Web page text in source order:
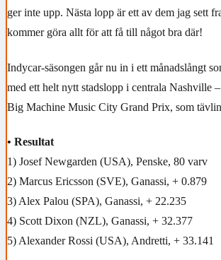
ger inte upp. Nästa lopp är ett av dem jag sett
kommer göra allt för att få till något bra där!
Indycar-säsongen går nu in i ett månadslångt
med ett helt nytt stadslopp i centrala Nashville
Big Machine Music City Grand Prix, som
• Resultat
1) Josef Newgarden (USA), Penske, 80 varv
2) Marcus Ericsson (SVE), Ganassi, + 0.879
3) Alex Palou (SPA), Ganassi, + 22.235
4) Scott Dixon (NZL), Ganassi, + 32.377
5) Alexander Rossi (USA), Andretti, + 33.141